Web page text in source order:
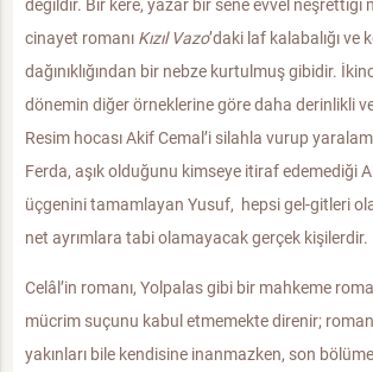
değildir. Bir kere, yazar bir sene evvel neşrettiği
cinayet romanı Kızıl Vazo’daki laf kalabalığı ve
dağınıklığından bir nebze kurtulmuş gibidir.
dönemin diğer örneklerine göre daha derinlikli
Resim hocası Akif Cemal’i silahla vurup
Ferda, aşık olduğunu kimseye itiraf edemediği
üçgenini tamamlayan Yusuf, hepsi gel-gitleri
net ayrımlara tabi olamayacak gerçek kişilerdir.
Celâl’in romanı, Yolpalas gibi bir mahkeme
mücrim suçunu kabul etmemekte direnir;
yakınları bile kendisine inanmazken, son